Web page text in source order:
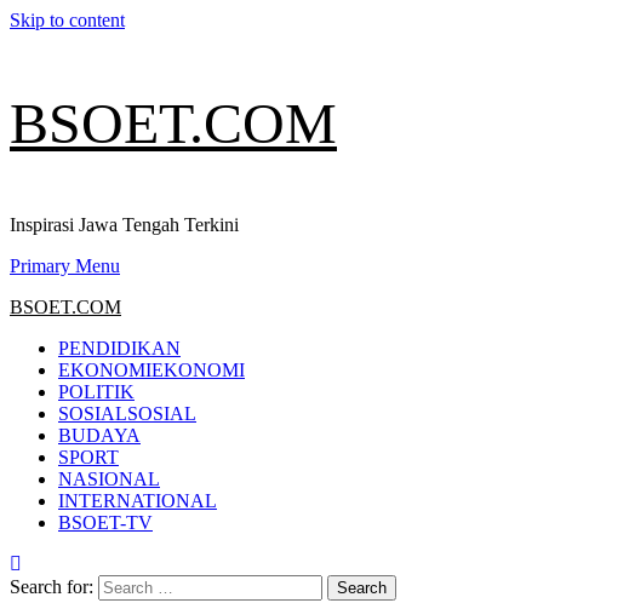
Skip to content
BSOET.COM
Inspirasi Jawa Tengah Terkini
Primary Menu
BSOET.COM
PENDIDIKAN
EKONOMIEKONOMI
POLITIK
SOSIALSOSIAL
BUDAYA
SPORT
NASIONAL
INTERNATIONAL
BSOET-TV
Search for: